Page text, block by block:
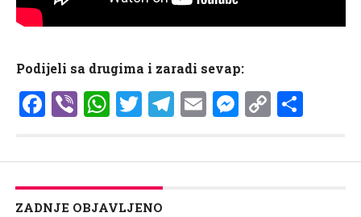
Podijeli sa drugima i zaradi sevap:
Facebook
ViberWhatsApp
Twitter
Telegram
EmailCopy
ZADNJE OBJAVLJENO